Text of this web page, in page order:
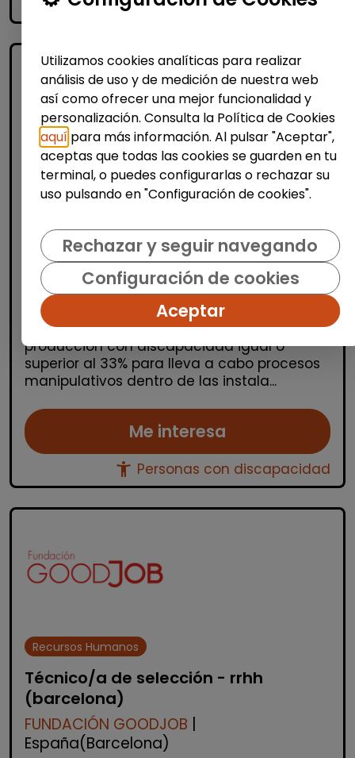
accessibility_newPersonas con discapacidad
Logística, Almacén y Compras
Operario/a de producción (alcalá de
henares)
| España(Madrid)
OPERARIOS/AS DE PRODUCCIÓN Desde
Stylepack buscamos operarios de
producción con discapacidad igual o
superior al 33% para lleva a cabo procesos
manipulativos dentro de las instala...
Me interesa
accessibility_new Personas con discapacidad
Recursos Humanos
Técnico/a de selección - rrhh
(barcelona)
FUNDACIÓN GOODJOB
España(Barcelona)
Utilizamos cookies analíticas para realizar
análisis de uso y de medición de nuestra web
así como ofrecer una mejor funcionalidad y
personalización. Consulta la Política de Cookies
aquí para más información. Al pulsar "Aceptar",
aceptas que todas las cookies se guarden en tu
terminal, o puedes configurarlas o rechazar su
uso pulsando en "Configuración de cookies".
Rechazar y seguir navegando
Configuración de cookies
Aceptar